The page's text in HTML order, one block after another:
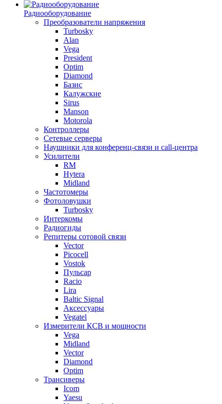
Радиооборудование
Преобразователи напряжения
Turbosky
Alan
Vega
President
Optim
Diamond
Базис
Калужские
Sirus
Manson
Motorola
Контроллеры
Сетевые серверы
Наушники для конференц-связи и call-центра
Усилители
RM
Hytera
Midland
Частотомеры
Фотоловушки
Turbosky
Интеркомы
Радиогиды
Репитеры сотовой связи
Vector
Picocell
Vostok
Пульсар
Racio
Lira
Baltic Signal
Аксессуары
Vegatel
Измерители КСВ и мощности
Vega
Midland
Vector
Diamond
Optim
Трансиверы
Icom
Yaesu